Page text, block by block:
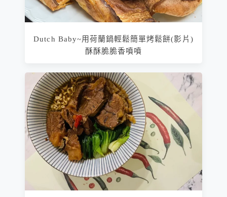
Dutch Baby~用荷蘭鍋輕鬆簡單烤鬆餅(影片)
酥酥脆脆香噴噴